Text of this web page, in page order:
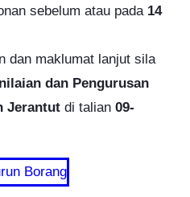
sebelum atau pada 14
dan maklumat lanjut sila
dan Pengurusan
Jerantut di talian 09-
Borang